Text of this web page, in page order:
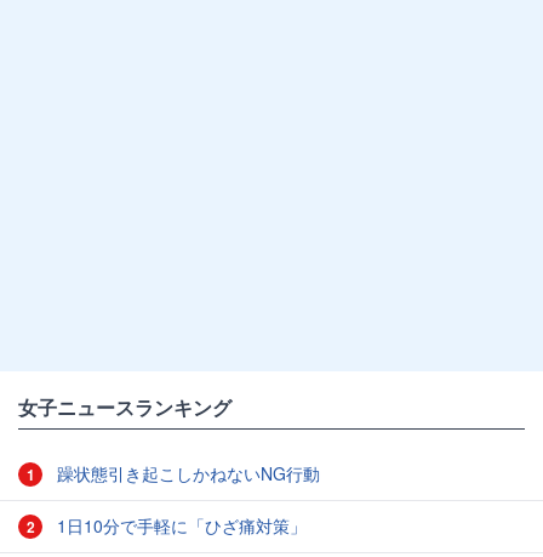
女子ニュースランキング
1 躁状態引き起こしかねないNG行動
2 1日10分で手軽に「ひざ痛対策」